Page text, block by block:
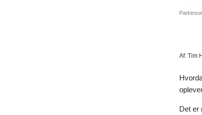
Af:Tim
Det er